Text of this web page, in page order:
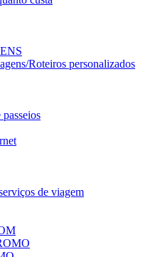
Roteiros personalizados
de viagem